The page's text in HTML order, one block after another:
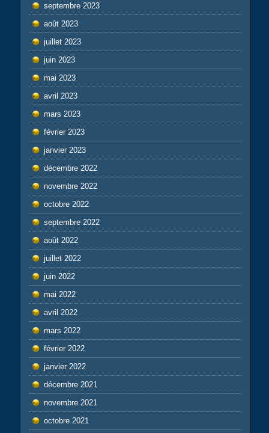
septembre 2023
août 2023
juillet 2023
juin 2023
mai 2023
avril 2023
mars 2023
février 2023
janvier 2023
décembre 2022
novembre 2022
octobre 2022
septembre 2022
août 2022
juillet 2022
juin 2022
mai 2022
avril 2022
mars 2022
février 2022
janvier 2022
décembre 2021
novembre 2021
octobre 2021